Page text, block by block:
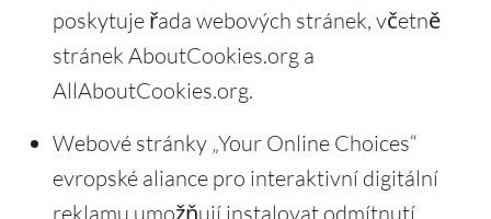
poskytuje řada webových stránek, včetně
stránek AboutCookies.org a
AllAboutCookies.org.
Webové stránky „Your Online Choices“
evropské aliance pro interaktivní digitální
reklamu umožňují instalovat odmítnutí